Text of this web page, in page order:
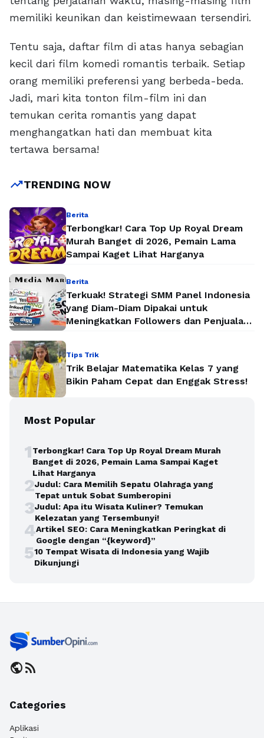
memiliki keunikan dan keistimewaan tersendiri.
Tentu saja, daftar film di atas hanya sebagian
kecil dari film komedi romantis terbaik. Setiap
orang memiliki preferensi yang berbeda-beda.
Jadi, mari kita tonton film-film ini dan
temukan cerita romantis yang dapat
menghangatkan hati dan membuat kita
tertawa bersama!
trending_upTRENDING NOW
Berita
Terbongkar! Cara Top Up Royal Dream
Murah Banget di 2026, Pemain Lama
Sampai Kaget Lihat Harganya
Berita
Terkuak! Strategi SMM Panel Indonesia
yang Diam-Diam Dipakai untuk
Meningkatkan Followers dan Penjualan
Tips Trik
Trik Belajar Matematika Kelas 7 yang
Bikin Paham Cepat dan Enggak Stress!
Most Popular
1Terbongkar! Cara Top Up Royal Dream Murah
Banget di 2026, Pemain Lama Sampai Kaget
Lihat Harganya
2Judul: Cara Memilih Sepatu Olahraga yang
Tepat untuk Sobat Sumberopini
3Judul: Apa itu Wisata Kuliner? Temukan
Kelezatan yang Tersembunyi!
4Artikel SEO: Cara Meningkatkan Peringkat di
Google dengan “{keyword}”
510 Tempat Wisata di Indonesia yang Wajib
Dikunjungi
publicrss_feed
Categories
Aplikasi